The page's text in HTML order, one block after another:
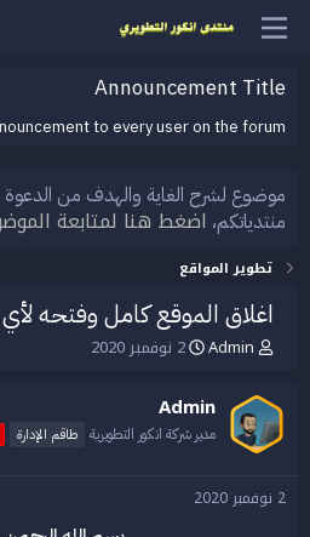
Announcement Title
to every user on the forum.
موضوع لشرح الغاية والهدف من الدعوة
منتدياتكم، اضغط هنا لمتابعة
تطوير المواقع
اغلاق الموقع كامل وفتحه
ب
د
ئ
ا
ل
و
Admin
ت
ي
خ
2 نوفمبر 2020
Admin
مدير شركة انكور التطويرية طاقم الإدارة
2 نوفمبر 2020